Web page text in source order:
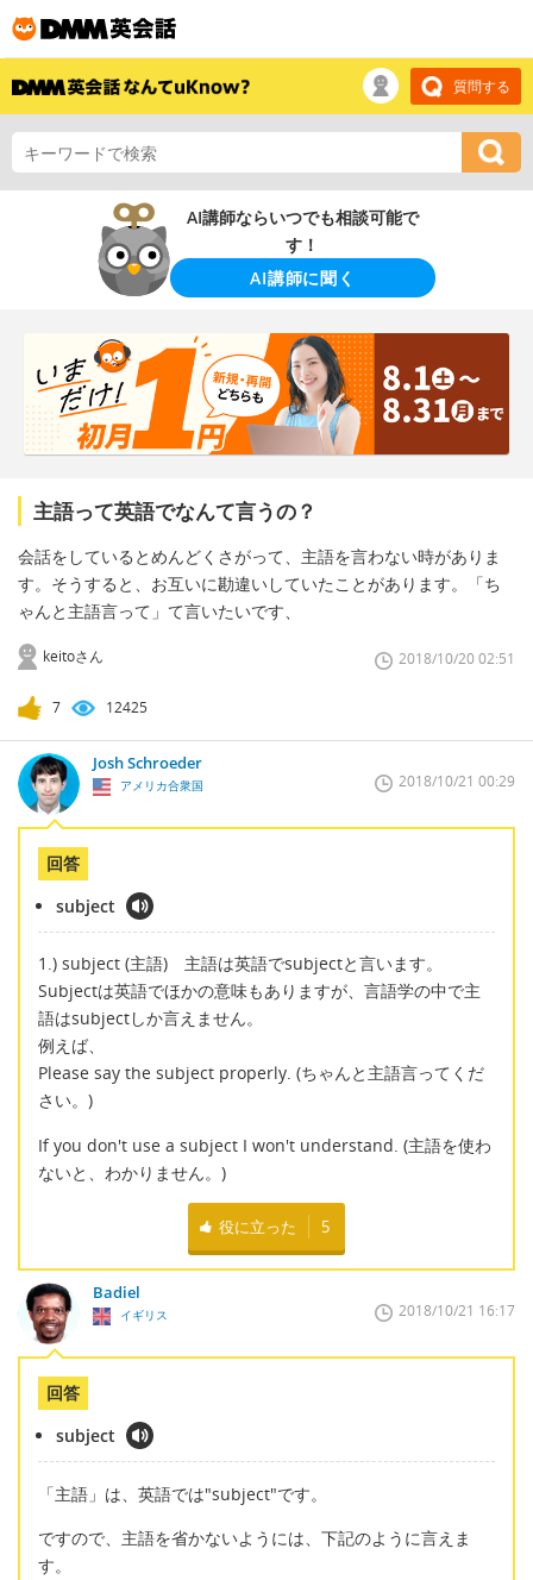
質問する
AI講師ならいつでも相談可能で
す！
AI講師に聞く
主語って英語でなんて言うの？
会話をしているとめんどくさがって、主語を言わない時がありま
す。そうすると、お互いに勘違いしていたことがあります。「ち
ゃんと主語言って」て言いたいです、
keitoさん 2018/10/20 02:51
7 12425
Josh Schroeder
アメリカ合衆国 2018/10/21 00:29
回答
subject
1.) subject (主語) 主語は英語でsubjectと言います。
Subjectは英語でほかの意味もありますが、言語学の中で主
語はsubjectしか言えません。
例えば、
Please say the subject properly. (ちゃんと主語言ってくだ
さい。)
If you don't use a subject I won't understand. (主語を使わ
ないと、わかりません。)
役に立った 5
Badiel
イギリス 2018/10/21 16:17
回答
subject
「主語」は、英語では"subject"です。
ですので、主語を省かないようには、下記のように言えま
す。